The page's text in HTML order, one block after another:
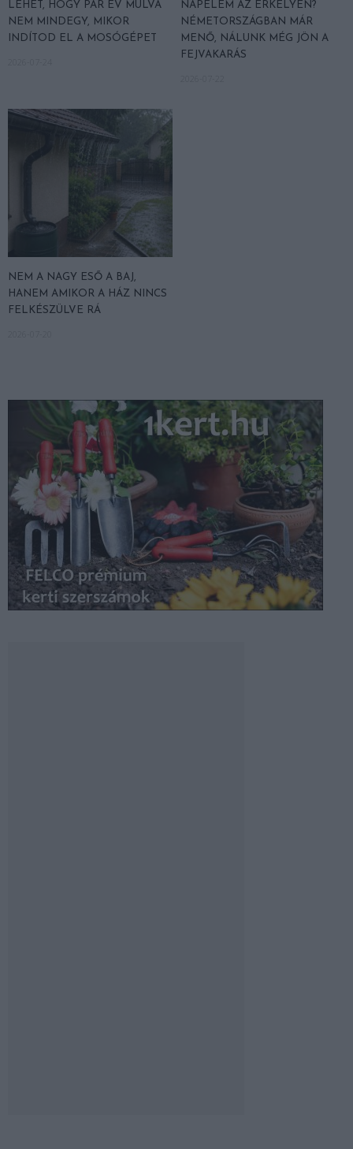
LEHET, HOGY PÁR ÉV MÚLVA
NEM MINDEGY, MIKOR
INDÍTOD EL A MOSÓGÉPET
NAPELEM AZ ERKÉLYEN?
NÉMETORSZÁGBAN MÁR
MENŐ, NÁLUNK MÉG JÖN A
FEJVAKARÁS
NEM A NAGY ESŐ A BAJ,
HANEM AMIKOR A HÁZ NINCS
FELKÉSZÜLVE RÁ